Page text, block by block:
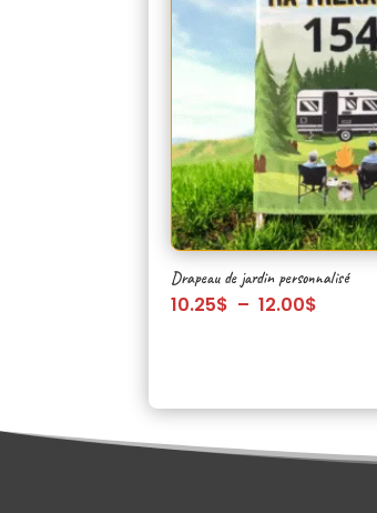
Drapeau de jardin personnalisé
10.25$ – 12.00$
12.00$